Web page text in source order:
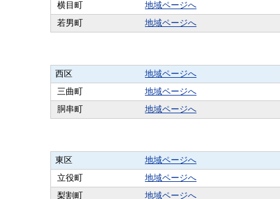
横目町
地域ページへ
若男町
地域ページへ
西区 地域ページへ
三曲町
地域ページへ
胴串町
地域ページへ
東区 地域ページへ
立役町
地域ページへ
梨割町
地域ページへ